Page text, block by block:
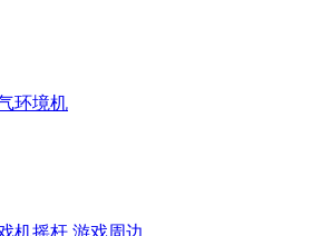
环境机
机摇杆 游戏周边